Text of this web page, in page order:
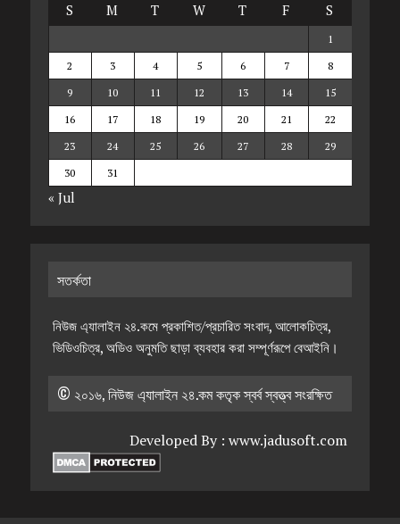
S
M T W T F S
1
2
3 4 5 6 7
8
9
10 11 12 13 14
15
16
17 18 19 20 21
22
23
24 25 26 27 28
29
30
31
« Jul
সতর্কতা
নিউজ এ্যালাইন ২৪.কমে প্রকাশিত/প্রচারিত সংবাদ, আলোকচিত্র,
ভিডিওচিত্র, অডিও অনুমতি ছাড়া ব্যবহার করা সম্পূর্ণরূপে বেআইনি।
© ২০১৬, নিউজ এ্যালাইন ২৪.কম কতৃক স্বর্ব স্বত্ত্ব সংরক্ষিত
Developed By :www.jadusoft.com